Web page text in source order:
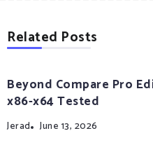
Related Posts
Beyond Compare Pro
x86-x64 Tested
Jerad June 13, 2026